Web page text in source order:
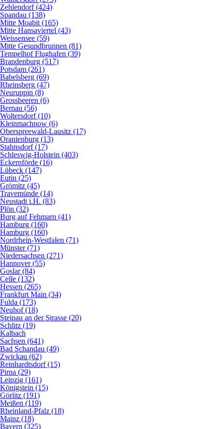
Zehlendorf (424)
Spandau (138)
Mitte Moabit (165)
Mitte Hansaviertel (43)
Weissensee (59)
Mitte Gesundbrunnen (81)
Tempelhof Flughafen (39)
Brandenburg (517)
Potsdam (261)
Babelsberg (69)
Rheinsberg (47)
Neuruppin (8)
Grossbeeren (6)
Bernau (56)
Woltersdorf (10)
Kleinmachnow (6)
Oberspreewald-Lausitz (17)
Oranienburg (13)
Stahnsdorf (17)
Schleswig-Holstein (403)
Eckernförde (16)
Lübeck (147)
Eutin (25)
Grömitz (45)
Travemünde (14)
Neustadt i.H. (83)
Plön (32)
Burg auf Fehmarn (41)
Hamburg (160)
Hamburg (160)
Nordrhein-Westfalen (71)
Münster (71)
Niedersachsen (271)
Hannover (55)
Goslar (84)
Celle (132)
Hessen (265)
Frankfurt Main (34)
Fulda (173)
Neuhof (18)
Steinau an der Strasse (20)
Schlitz (19)
Kalbach
Sachsen (641)
Bad Schandau (49)
Zwickau (62)
Reinhardtsdorf (15)
Pirna (29)
Leipzig (161)
Königstein (15)
Görlitz (191)
Meißen (119)
Rheinland-Pfalz (18)
Mainz (18)
Bayern (325)